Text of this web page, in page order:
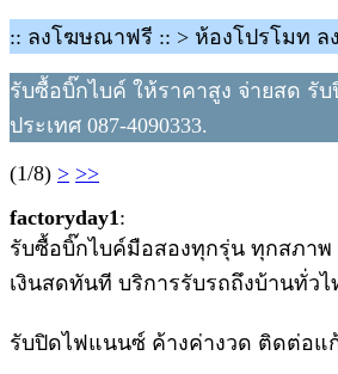
:: ลงโฆษณาฟรี :: > ห้องโปรโมท
รับซื้อบิ๊กไบค์ ให้ราคาสูง จ่ายสด รั
ประเทศ 087-4090333.
(1/8) > >>
factoryday1:
รับซื้อบิ๊กไบค์มือสองทุกรุ่น ทุกสภาพ
เงินสดทันที บริการรับรถถึงบ้านทั่วไ
รับปิดไฟแนนซ์ ค้างค่างวด ติดต่อแ